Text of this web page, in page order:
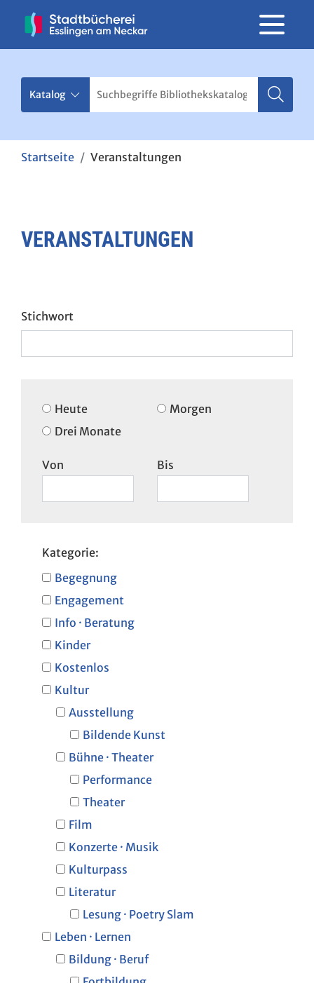
Startseite Veranstaltungen
VERANSTALTUNGEN
Heute
Morgen
Drei Monate
Von Bis
Kategorie:
Begegnung
Engagement
Info · Beratung
Kinder
Kostenlos
Kultur
Ausstellung
Bildende Kunst
Bühne · Theater
Performance
Theater
Film
Konzerte · Musik
Kulturpass
Literatur
Lesung · Poetry Slam
Leben · Lernen
Bildung · Beruf